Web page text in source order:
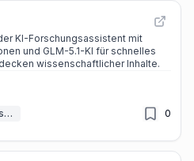
KI-Forschungsassistent mit
und GLM-5.1-KI für schnelles
wissenschaftlicher Inhalte.
KI-Suchmaschine 0